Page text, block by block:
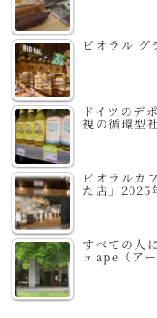
ビオラル
ドイツのデ
視の循環型
ビオラルカ
た店」2025
すべての人
ェape（ア